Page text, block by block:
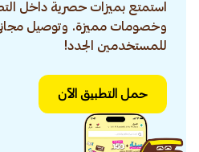
استمتع بميزات حصرية داخل
وخصومات مميزة. وتوصيل
للمستخدمين الجدد!
حمل التطبيق الآن